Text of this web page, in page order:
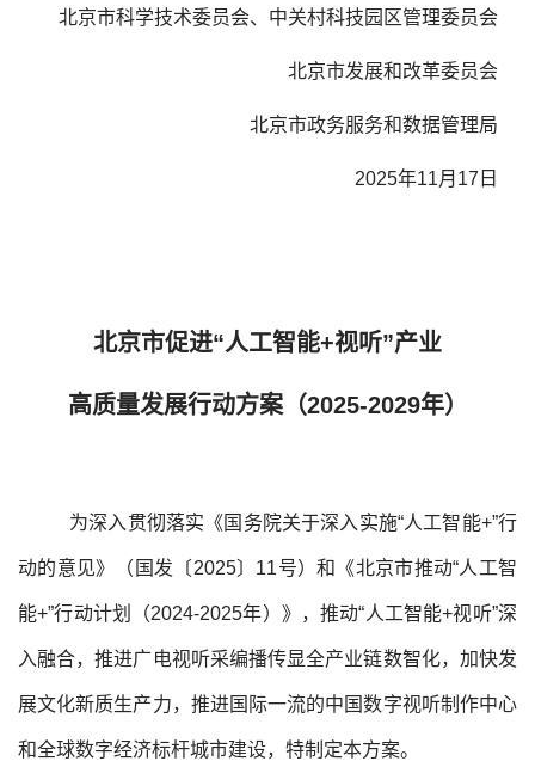
北京市科学技术委员会、中关村科技园区管理委员会
北京市发展和改革委员会
北京市政务服务和数据管理局
2025年11月17日
北京市促进“人工智能+视听”产业
高质量发展行动方案（2025-2029年）
为深入贯彻落实《国务院关于深入实施“人工智能+”行
动的意见》（国发〔2025〕11号）和《北京市推动“人工智
能+”行动计划（2024-2025年）》，推动“人工智能+视听”深
入融合，推进广电视听采编播传显全产业链数智化，加快发
展文化新质生产力，推进国际一流的中国数字视听制作中心
和全球数字经济标杆城市建设，特制定本方案。